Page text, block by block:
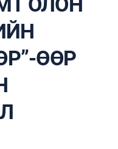
ӨӨР